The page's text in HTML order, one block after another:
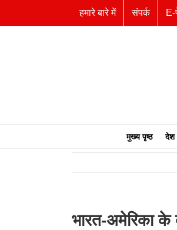
हमारे बारे में संपर्क E-
मुख्य पृष्ठ देश
भारत-अमेरिका के